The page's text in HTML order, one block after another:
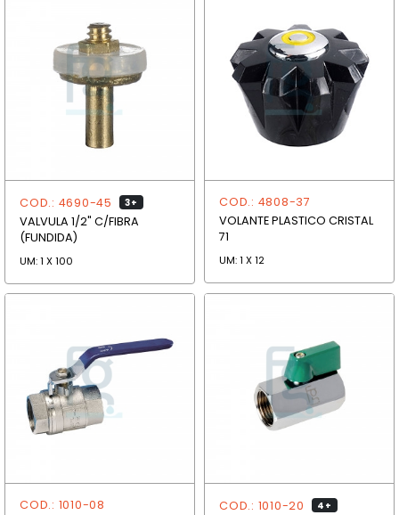
COD.: 4690-45 3+
VALVULA 1/2" C/FIBRA
(FUNDIDA)
UM: 1 X 100
COD.: 4808-37
VOLANTE PLASTICO CRISTAL
71
UM: 1 X 12
COD.: 1010-08
COD.: 1010-20 4+